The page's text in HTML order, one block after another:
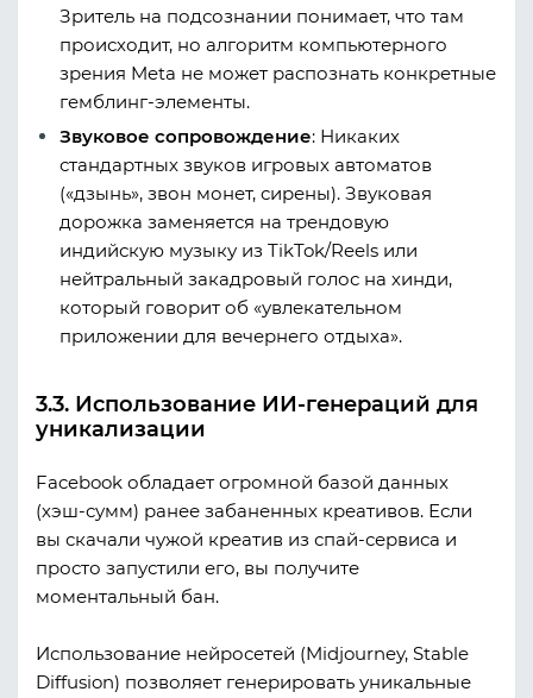
Зритель на подсознании понимает, что там
происходит, но алгоритм компьютерного
зрения Meta не может распознать конкретные
гемблинг-элементы.
Звуковое сопровождение: Никаких
стандартных звуков игровых автоматов
(«дзынь», звон монет, сирены). Звуковая
дорожка заменяется на трендовую
индийскую музыку из TikTok/Reels или
нейтральный закадровый голос на хинди,
который говорит об «увлекательном
приложении для вечернего отдыха».
3.3. Использование ИИ-генераций для
уникализации
Facebook обладает огромной базой данных
(хэш-сумм) ранее забаненных креативов. Если
вы скачали чужой креатив из спай-сервиса и
просто запустили его, вы получите
моментальный бан.
Использование нейросетей (Midjourney, Stable
Diffusion) позволяет генерировать уникальные